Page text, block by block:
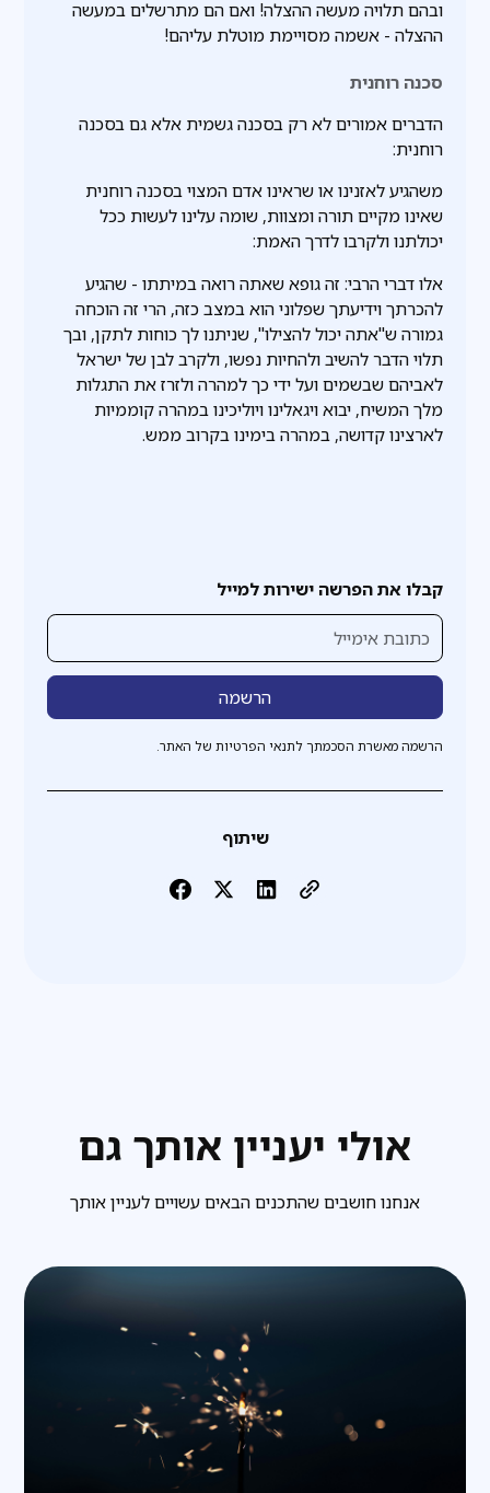
קבלו את הפרשה ישירות למייל
הרשמה מאשרת הסכמתך לתנאי הפרטיות של האתר.
שיתוף
ובהם תלויה מעשה ההצלה! ואם הם מתרשלים במעשה
ההצלה - אשמה מסויימת מוטלת עליהם!
סכנה רוחנית
הדברים אמורים לא רק בסכנה גשמית אלא גם בסכנה
רוחנית:
משהגיע לאזנינו או שראינו אדם המצוי בסכנה רוחנית
שאינו מקיים תורה ומצוות, שומה עלינו לעשות ככל
יכולתנו ולקרבו לדרך האמת:
אלו דברי הרבי: זה גופא שאתה רואה במיתתו - שהגיע
להכרתך וידיעתך שפלוני הוא במצב כזה, הרי זה הוכחה
גמורה ש"אתה יכול להצילו", שניתנו לך כוחות לתקן, ובך
תלוי הדבר להשיב ולהחיות נפשו, ולקרב לבן של ישראל
לאביהם שבשמים ועל ידי כך למהרה ולזרז את התגלות
מלך המשיח, יבוא ויגאלינו ויוליכינו במהרה קוממיות
לארצינו קדושה, במהרה בימינו בקרוב ממש.
אולי יעניין אותך גם
אנחנו חושבים שהתכנים הבאים עשויים לעניין אותך